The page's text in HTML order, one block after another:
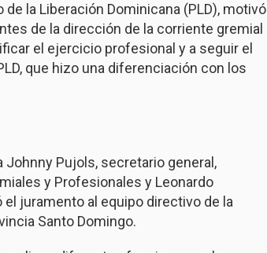
la Liberación Dominicana (PLD), motivó
de la dirección de la corriente gremial
el ejercicio profesional y a seguir el
que hizo una diferenciación con los
Johnny Pujols, secretario general,
y Profesionales y Leonardo
juramento al equipo directivo de la
Santo Domingo.